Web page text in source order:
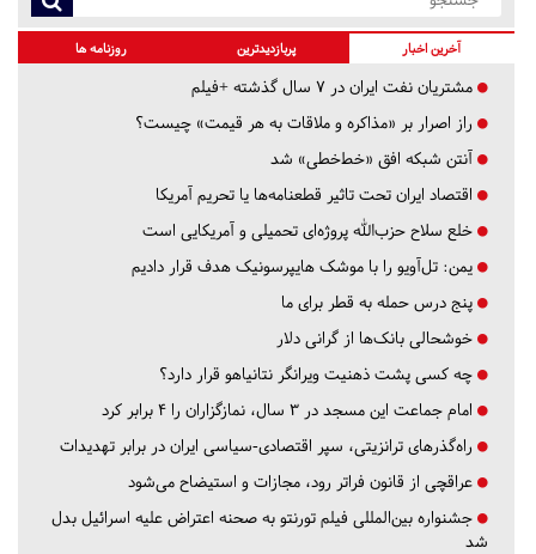
آخرین اخبار پربازدیدترین روزنامه ها
مشتریان نفت ایران در ۷ سال گذشته +فیلم
راز اصرار بر «مذاکره و ملاقات به هر قیمت» چیست؟
آنتن شبکه افق «خط‌خطی» شد
اقتصاد ایران تحت تاثیر قطعنامه‌ها یا تحریم‌ آمریکا
خلع سلاح حزب‌الله پروژه‌ای تحمیلی و آمریکایی است
یمن: تل‌آویو را با موشک هایپرسونیک هدف قرار دادیم
پنج درس‌ حمله به قطر برای ما
خوشحالی بانک‌ها از گرانی دلار
چه کسی پشت ذهنیت ویرانگر نتانیاهو قرار دارد؟
امام جماعت این مسجد در ۳ سال، نمازگزاران را ۴ برابر کرد
راه‌گذرهای ترانزیتی، سپر اقتصادی-سیاسی ایران در برابر تهدیدات
عراقچی از قانون فراتر رود، مجازات و استیضاح می‌شود
جشنواره بین‌المللی فیلم تورنتو به صحنه اعتراض علیه اسرائیل بدل
شد